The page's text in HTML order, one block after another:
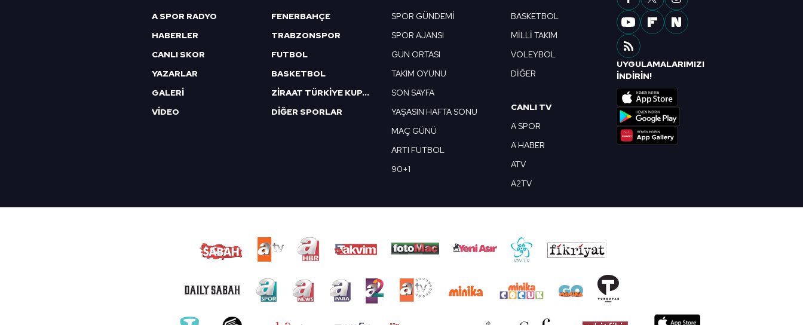
6698 sayılı Kişisel Verilerin Korunması Kanunu uyarınca hazırlanmış Aydınlatma Metnimizi okumak ve sitemizde ilgili
mevzuata uygun olarak kullanılan çerezlerle ilgili bilgi almak için lütfentıklayınız
A SPOR RADYO
HABERLER
CANLI SKOR
YAZARLAR
GALERİ
VİDEO
FENERBAHÇE
TRABZONSPOR
FUTBOL
BASKETBOL
ZİRAAT TÜRKİYE KUPASI
DİĞER SPORLAR
SPOR GÜNDEMİ
SPOR AJANSI
GÜN ORTASI
TAKIM OYUNU
SON SAYFA
YAŞASIN HAFTA SONU
MAÇ GÜNÜ
ARTI FUTBOL
90+1
BASKETBOL
MİLLİ TAKIM
VOLEYBOL
DİĞER
CANLI TV
A SPOR
A HABER
ATV
A2TV
UYGULAMALARIMIZI
İNDİRİN!